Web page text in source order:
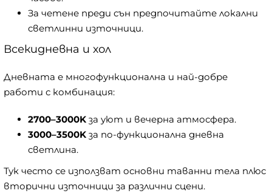
За четене преди сън предпочитайте локални
светлинни източници.
Всекидневна и хол
Дневната е многофункционална и най-добре
работи с комбинация:
2700–3000K за уют и вечерна атмосфера.
3000–3500K за по-функционална дневна
светлина.
Тук често се използват основни таванни тела плюс
вторични източници за различни сцени.